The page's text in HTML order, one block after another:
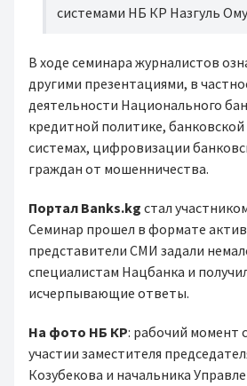
системами НБ КР Назгуль
В ходе семинара журналистов
другими презентациями, в
деятельности Национального
кредитной политике,
системах, цифровизации
граждан от мошенничества.
Портал Banks.kg стал
Семинар прошел в формате
представители СМИ задали
специалистам Нацбанка и
исчерпывающие ответы.
На фото НБ КР: рабочий момент
участии заместителя
Козубекова и начальника